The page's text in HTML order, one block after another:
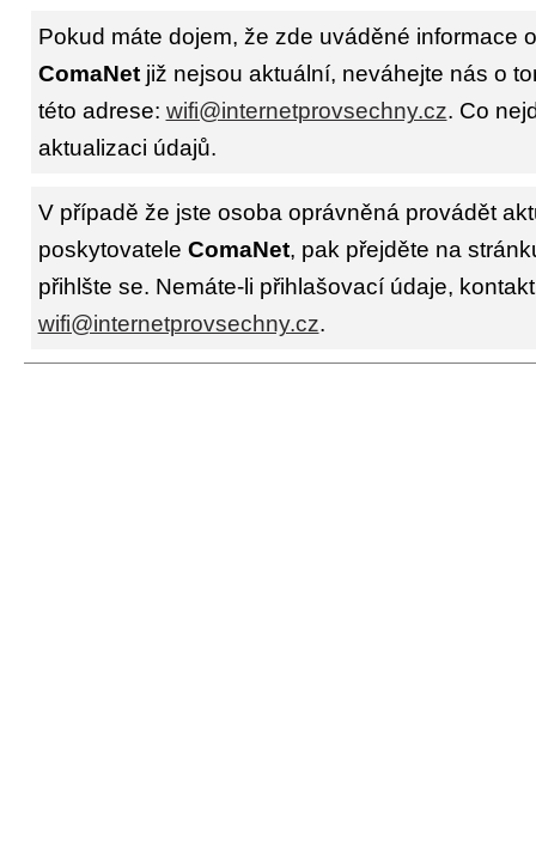
Pokud máte dojem, že zde uváděné informace
ComaNetjiž nejsou aktuální, neváhejte nás o
této adrese: wifi@internetprovsechny.cz. Co
aktualizaci údajů.
V případě že jste osoba oprávněná provádět
poskytovatele ComaNet, pak přejděte na
přihlšte se. Nemáte-li přihlašovací údaje,
wifi@internetprovsechny.cz.